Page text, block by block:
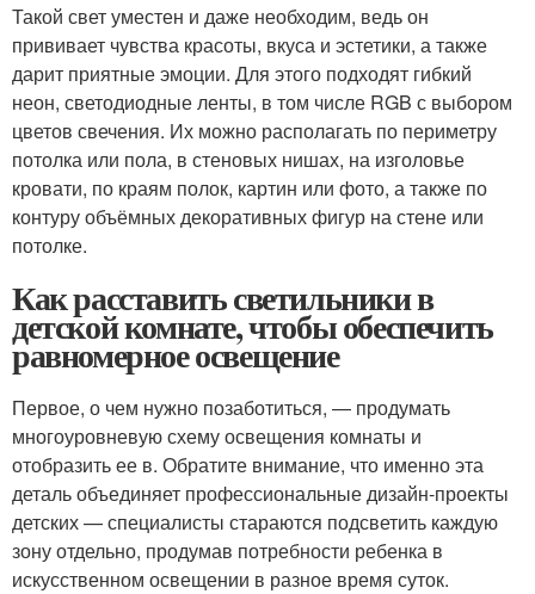
Такой свет уместен и даже необходим, ведь он
прививает чувства красоты, вкуса и эстетики, а также
дарит приятные эмоции. Для этого подходят гибкий
неон, светодиодные ленты, в том числе RGB с выбором
цветов свечения. Их можно располагать по периметру
потолка или пола, в стеновых нишах, на изголовье
кровати, по краям полок, картин или фото, а также по
контуру объёмных декоративных фигур на стене или
потолке.
Как расставить светильники в
детской комнате, чтобы обеспечить
равномерное освещение
Первое, о чем нужно позаботиться, — продумать
многоуровневую схему освещения комнаты и
отобразить ее в. Обратите внимание, что именно эта
деталь объединяет профессиональные дизайн-проекты
детских — специалисты стараются подсветить каждую
зону отдельно, продумав потребности ребенка в
искусственном освещении в разное время суток.